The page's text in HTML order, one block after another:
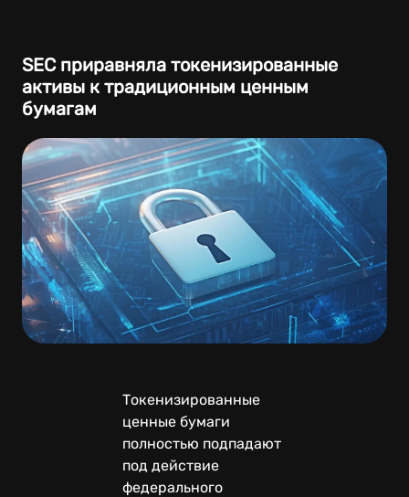
SEC приравняла токенизированные
активы к традиционным ценным
бумагам
Токенизированные
ценные бумаги
полностью подпадают
под действие
федерального